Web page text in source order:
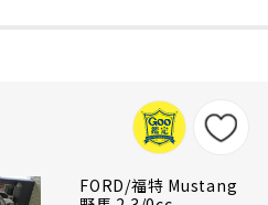
FORD/福特 Mustang